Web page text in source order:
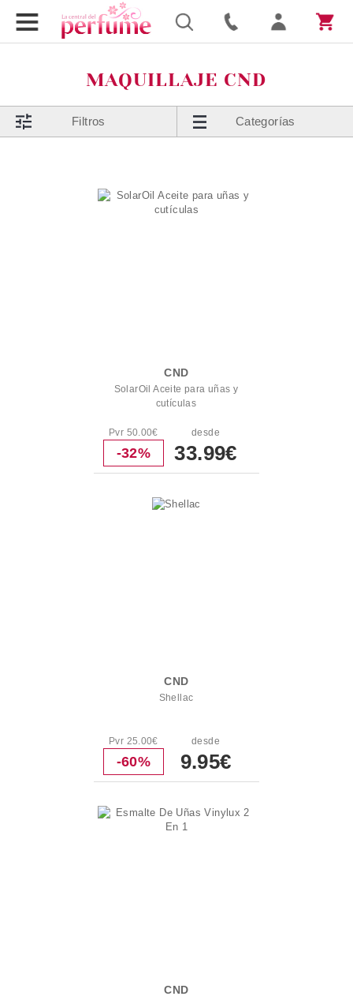
MAQUILLAJE CND
Filtros Categorías
CND
SolarOil Aceite para uñas y
cutículas
Pvr 50.00€
-32%
desde
33.99€
CND
Shellac
Pvr 25.00€
-60%
desde
9.95€
CND